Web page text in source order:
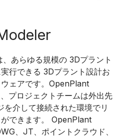
あらゆる規模の 3Dプラント
行できる 3Dプラント設計お
ェアです。OpenPlant
プロジェクトチームは外出先
介して接続された環境でリ
できます。 OpenPlant
、JT、ポイントクラウド、